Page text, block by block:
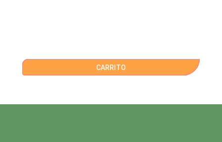
CARRITO